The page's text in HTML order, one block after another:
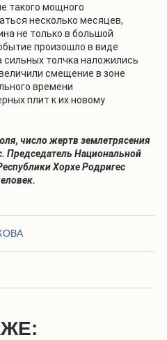
такого мощного
несколько месяцев,
не только в большой
произошло в виде
сильных толчка наложились
смещение в зоне
времени
плит к их новому
число жертв землетрясения
Председатель Национальной
Хорхе Родригес